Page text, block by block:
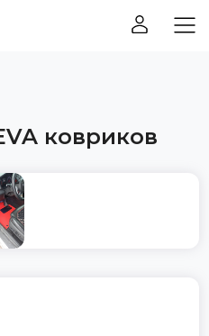
ковриков